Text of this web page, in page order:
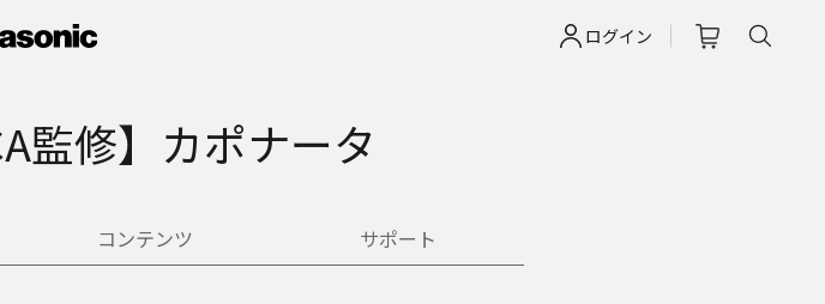
ログイン
監修】カポナータ
コンテンツ サポート